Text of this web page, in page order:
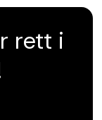
rett i